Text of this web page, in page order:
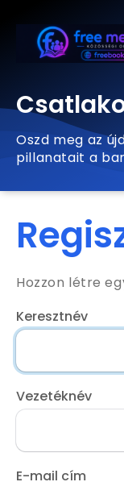
Oszd meg az
pillanatait a
Hozzon létre
Keresztnév
Vezetéknév
E-mail cím